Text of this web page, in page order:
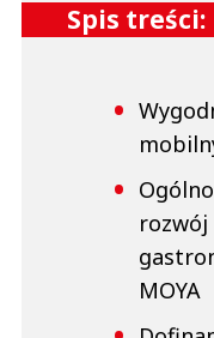
Spis treści:
MOYA